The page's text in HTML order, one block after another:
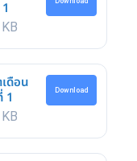
ดือน
1
Download